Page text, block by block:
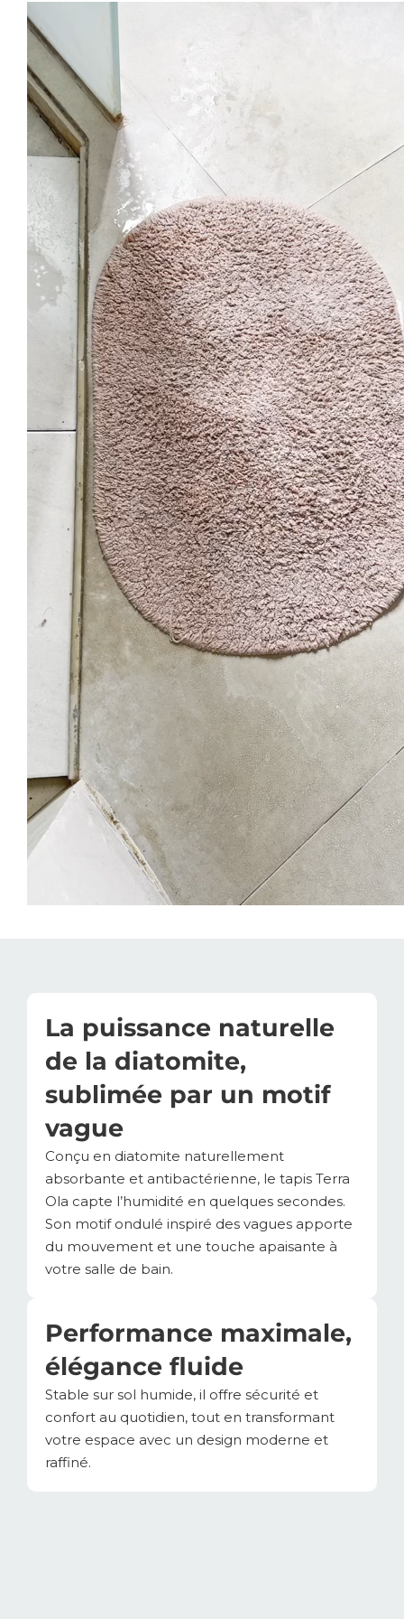
La puissance naturelle
de la diatomite,
sublimée par un motif
vague
Conçu en diatomite naturellement
absorbante et antibactérienne, le tapis Terra
Ola capte l’humidité en quelques secondes.
Son motif ondulé inspiré des vagues apporte
du mouvement et une touche apaisante à
votre salle de bain.
Performance maximale,
élégance fluide
Stable sur sol humide, il offre sécurité et
confort au quotidien, tout en transformant
votre espace avec un design moderne et
raffiné.